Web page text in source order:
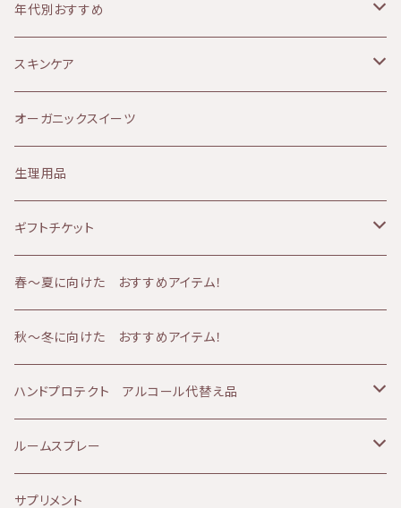
MOON PEACH（ムーンピーチ）
アルガンオイル
Provida（プロヴィダ）
華布
山燕庵
AMBESSA & CO（アンベッサアンドコー）
yuica（ユイカ）
sisiFILLE （シシフィーユ）
Aroma France（アロマフランス）
HEMP FOREST（ヘンプフォレスト）
オイリー肌
敏感肌
赤み肌
ニキビ肌
くすみ肌
アトピー肌
エイジング肌
日焼け肌
美白、シミ
しわ、ハリ、たるみ
ボディケア
リップケア
マタニティケア
シャンプー
シャワーアイテム
メンズケア
冷え
ベビーアイテム
エッセンシャルオイル
ファンデーション
年代別おすすめ
10代
20代
30代
40代
50代
60代
スキンケア
クレンジング
ミルククレンジング
化粧水
オイル
バーム
クリーム
美容液
乳液
アイクリーム
オーガニックスイーツ
生理用品
ギフトチケット
フェイシャルコース
60分コース
90分コース
ボディコース
60分コース
90分コース
ボディ＆フェイシャルコース
春〜夏に向けた おすすめアイテム！
秋～冬に向けた おすすめアイテム！
ハンドプロテクト アルコール代替え品
テルメ・アクア 1リットル
テルメ・アクア 80ミリ
ルームスプレー
マスクスプレー
サプリメント